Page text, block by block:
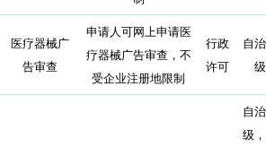
医疗器械广
告审查
申请人可网上申请医
疗器械广告审查，不
受企业注册地限制
行政
许可
自
级
自
级